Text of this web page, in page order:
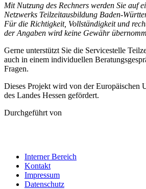
Mit Nutzung des Rechners werden Sie auf
Netzwerks Teilzeitausbildung Baden-
Für die Richtigkeit, Vollständigkeit und
der Angaben wird keine Gewähr
Gerne unterstützt Sie die Servicestelle
auch in einem individuellen
Fragen.
Dieses Projekt wird von der Europäischen
des Landes Hessen gefördert.
Durchgeführt von
Interner Bereich
Kontakt
Impressum
Datenschutz